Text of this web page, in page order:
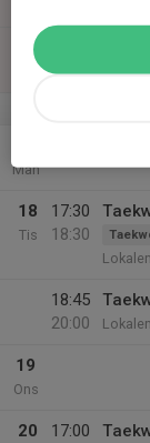
16:45
Mån
18
Tis
17:30
18:30
Lokalen
18:45
20:00
Lokalen
19
Ons
20
17:00